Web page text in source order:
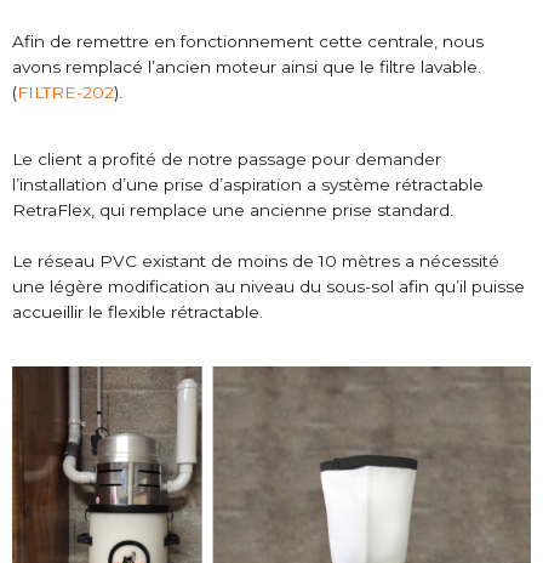
Afin de remettre en fonctionnement cette centrale, nous
avons remplacé l’ancien moteur ainsi que le filtre lavable.
(FILTRE-202).
Le client a profité de notre passage pour demander
l’installation d’une prise d’aspiration a système rétractable
RetraFlex, qui remplace une ancienne prise standard.
Le réseau PVC existant de moins de 10 mètres a nécessité
une légère modification au niveau du sous-sol afin qu’il puisse
accueillir le flexible rétractable.